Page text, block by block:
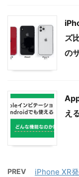
ズ
の
え
PREV
iPhone XR